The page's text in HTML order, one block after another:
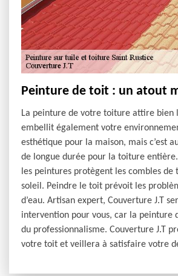
Peinture de toit : un atout
La peinture de votre toiture attire bien
embellit également votre
esthétique pour la maison, mais c’est
de longue durée pour la toiture
les peintures protègent les combles de
soleil. Peindre le toit prévoit les
d’eau. Artisan expert, Couverture J.T
intervention pour vous, car la peinture
du professionnalisme. Couverture J.T
votre toit et veillera à satisfaire votre